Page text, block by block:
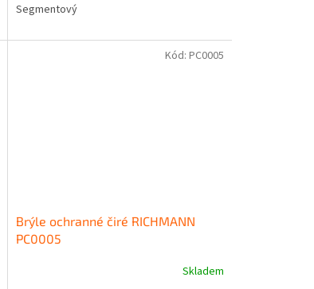
Segmentový
Brýle ochranné čiré RICHMANN
PC0005
Skladem
Kód: PC0005